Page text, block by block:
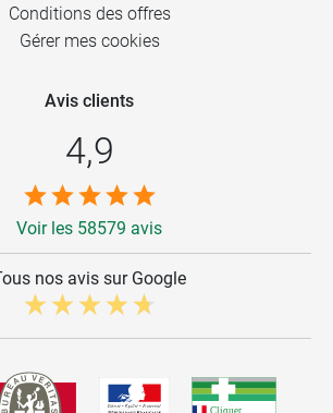
manière écoresponsable avec des
de circuits courts,
recyclables à 100 % et les étuis
elle est vegan, ne contenant
:Vaporisateur de 50 ml ou 15
lesbrumes Solinotes
Conditions des offres
Gérer mes cookies
Avis clients
4,9
Voir les 58579 avis
nos avis sur Google